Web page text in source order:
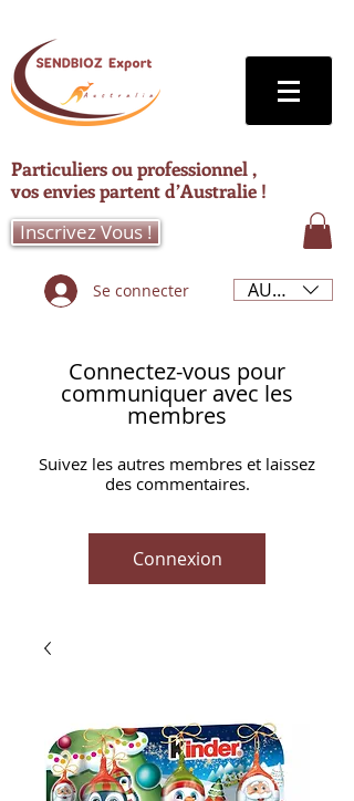
Particuliers ou professionnel ,
vos envies partent d’Australie !
Inscrivez Vous !
Se connecter AUD (AU$)
Connectez-vous pour
communiquer avec les
membres
Suivez les autres membres et laissez
des commentaires.
Connexion